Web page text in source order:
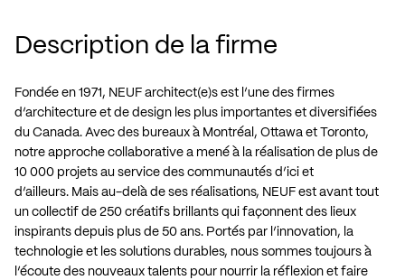
Description de la firme
Fondée en 1971, NEUF architect(e)s est l’une des firmes
d’architecture et de design les plus importantes et diversifiées
du Canada. Avec des bureaux à Montréal, Ottawa et Toronto,
notre approche collaborative a mené à la réalisation de plus de
10 000 projets au service des communautés d’ici et
d’ailleurs. Mais au-delà de ses réalisations, NEUF est avant tout
un collectif de 250 créatifs brillants qui façonnent des lieux
inspirants depuis plus de 50 ans. Portés par l’innovation, la
technologie et les solutions durables, nous sommes toujours à
l’écoute des nouveaux talents pour nourrir la réflexion et faire